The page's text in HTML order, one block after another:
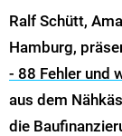
Ralf Schütt,
Hamburg,
- 88 Fehler und
aus dem
die